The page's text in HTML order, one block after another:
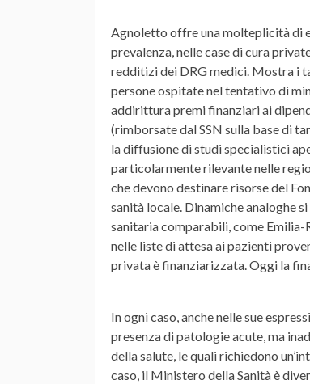
Agnoletto offre una molteplicità di
prevalenza, nelle case di cura
redditizi dei DRG medici. Mostra i
persone ospitate nel tentativo di
addirittura premi finanziari ai
(rimborsate dal SSN sulla base di
la diffusione di studi specialistici
particolarmente rilevante nelle
che devono destinare risorse del
sanità locale. Dinamiche analoghe
sanitaria comparabili, come
nelle liste di attesa ai pazienti
privata è finanziarizzata. Oggi la
In ogni caso, anche nelle sue
presenza di patologie acute, ma
della salute, le quali richiedono
caso, il Ministero della Sanità è